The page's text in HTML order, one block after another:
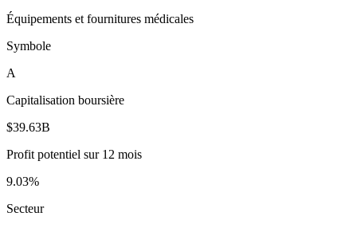
Équipements et fournitures médicales
Symbole
A
Capitalisation boursière
$39.63B
Profit potentiel sur 12 mois
9.03%
Secteur